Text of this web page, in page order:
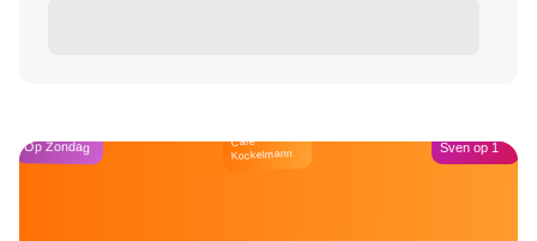
Op Zondag Café
Kockelmann Sven op 1